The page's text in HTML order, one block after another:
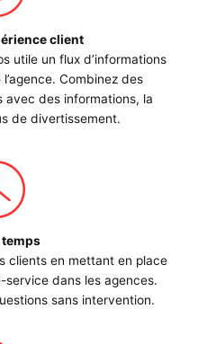
client
utile un flux d’informations
Combinez des
avec des informations, la
de divertissement.
temps
clients en mettant en place
dans les agences.
sans intervention.